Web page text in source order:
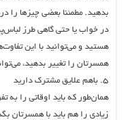
بدهید. مطمئنا بعضی چیزها را
در خواب یا حتی گاهی طرز
هستید و می‌توانید با این
همسرتان را تغییر بدهید،
۵. باهم علایق مشترک دارید
همان‌طور که باید اوقاتی را به
زیادی را هم باید با همسرتان